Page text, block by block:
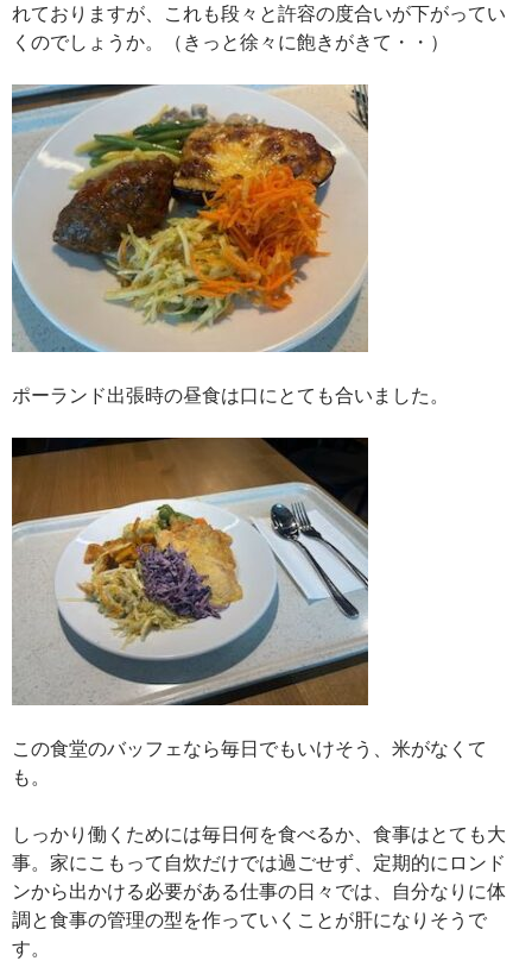
れておりますが、これも段々と許容の度合いが下がってい
くのでしょうか。（きっと徐々に飽きがきて・・）
ポーランド出張時の昼食は口にとても合いました。
この食堂のバッフェなら毎日でもいけそう、米がなくて
も。
しっかり働くためには毎日何を食べるか、食事はとても大
事。家にこもって自炊だけでは過ごせず、定期的にロンド
ンから出かける必要がある仕事の日々では、自分なりに体
調と食事の管理の型を作っていくことが肝になりそうで
す。